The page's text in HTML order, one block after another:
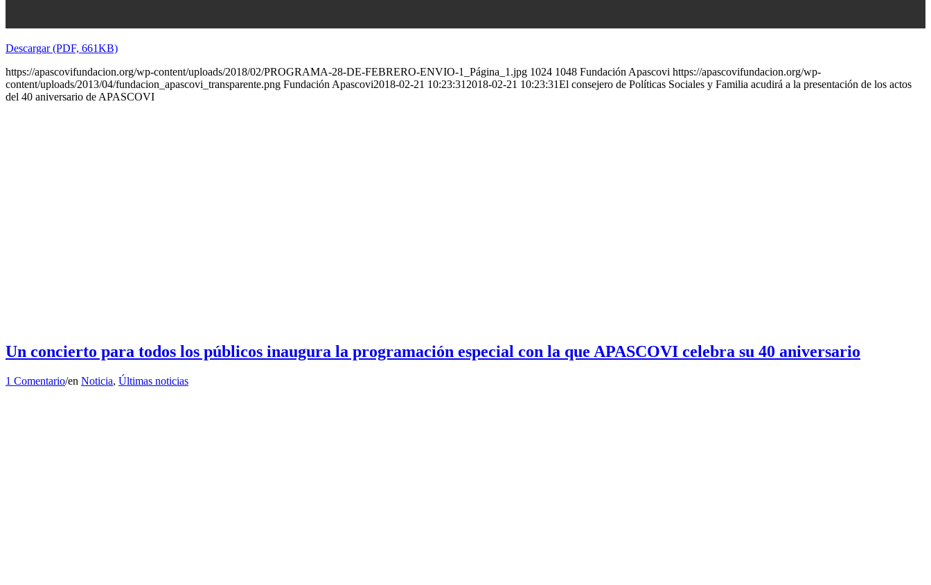
Descargar (PDF, 661KB)
https://apascovifundacion.org/wp-content/uploads/2018/02/PROGRAMA-28-DE-FEBRERO-ENVIO-1_Página_1.jpg 1024 1048 Fundación Apascovi https://apascovifundacion.org/wp-
content/uploads/2013/04/fundacion_apascovi_transparente.png Fundación Apascovi2018-02-21 10:23:31 2018-02-21 10:23:31El consejero de Políticas Sociales y Familia acudirá a la presentación de los actos
del 40 aniversario de APASCOVI
Un concierto para todos los públicos inaugura la programación especial con la que APASCOVI celebra su 40 aniversario
1 Comentario/en Noticia, Últimas noticias